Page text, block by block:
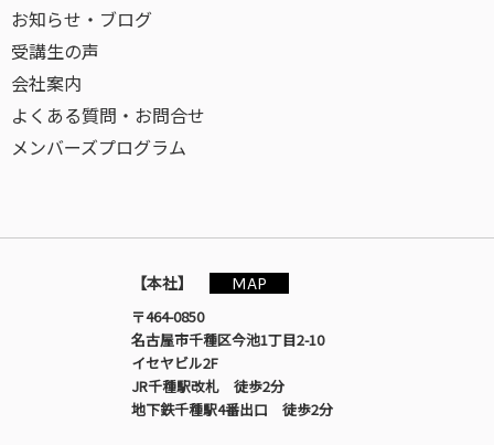
お知らせ・ブログ
受講生の声
会社案内
よくある質問・お問合せ
メンバーズプログラム
【本社】
MAP
〒464-0850
名古屋市千種区今池1丁目2-10
イセヤビル2F
JR千種駅改札 徒歩2分
地下鉄千種駅4番出口 徒歩2分